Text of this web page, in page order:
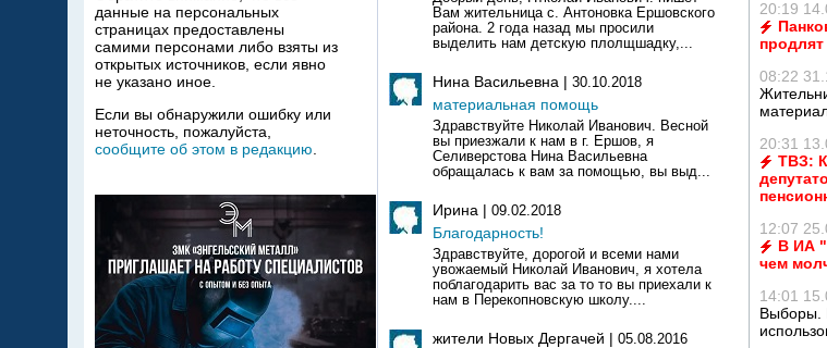
20:19
08:22
20:31
ТВЗ:
12:07
В ИА
чем
14:01
Выборы.
Вам жительница с. Антоновка Ершовского
района. 2 года назад мы просили
выделить нам детскую плолщшадку,...
Нина Васильевна | 30.10.2018
материальная помощь
Здравствуйте Николай Иванович. Весной
вы приезжали к нам в г. Ершов, я
Селиверстова Нина Васильевна
обращалась к вам за помощью, вы выд...
Ирина | 09.02.2018
Благодарность!
Здравствуйте, дорогой и всеми нами
увожаемый Николай Иванович, я хотела
поблагодарить вас за то то вы приехали к
нам в Перекопновскую школу....
жители Новых Дергачей | 05.08.2016
данные на персональных
страницах предоставлены
самими персонами либо взяты из
открытых источников, если явно
не указано иное.
Если вы обнаружили ошибку или
неточность, пожалуйста,
сообщите об этом в редакцию